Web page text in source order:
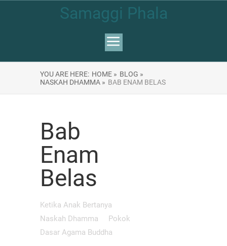
Samaggi Phala
YOU ARE HERE: HOME » BLOG »
NASKAH DHAMMA » BAB ENAM BELAS
Bab
Enam
Belas
Ketika Anak Bertanya
Naskah Dhamma
Pokok
Dasar Agama Buddha